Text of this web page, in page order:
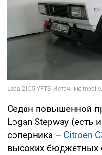
Седан повышенной
Logan Stepway (есть
соперника – Citroen
высоких бюджетных